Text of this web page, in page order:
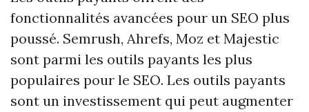
fonctionnalités avancées pour un SEO plus
poussé. Semrush, Ahrefs, Moz et Majestic
sont parmi les outils payants les plus
populaires pour le SEO. Les outils payants
sont un investissement qui peut augmenter